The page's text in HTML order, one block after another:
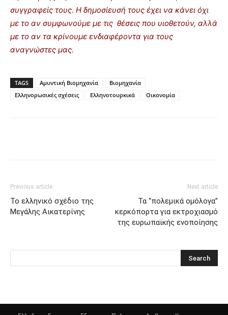
συγγραφείς τους. Η δημοσίευσή τους έχει να κάνει όχι
με το αν συμφωνούμε με τις θέσεις που υιοθετούν, αλλά
με το αν τα κρίνουμε ενδιαφέροντα για τους
αναγνώστες μας.
TAGS Αμυντική Βιομηχανία
Βιομηχανία
Ελληνορωσικές σχέσεις
Ελληνοτουρκικά Οικονομία
Previous article
Το ελληνικό σχέδιο της
Μεγάλης Αικατερίνης
Next article
Τα “πολεμικά ομόλογα”
κερκόπορτα για εκτροχιασμό
της ευρωπαϊκής ενοποίησης